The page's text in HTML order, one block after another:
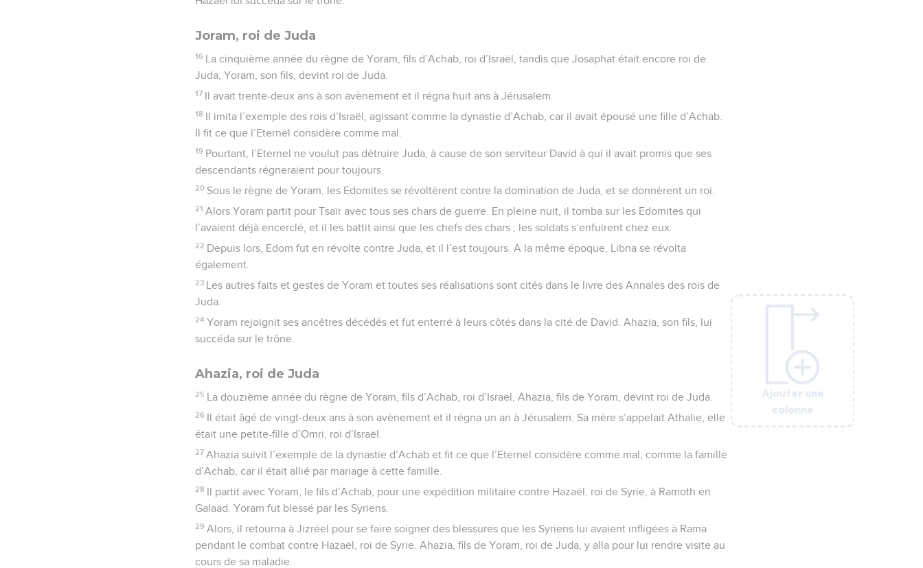
Ajouter une
colonne
Joram, roi de Juda
16 La cinquième année du règne de Yoram, fils d’Achab, roi d’Israël, tandis que Josaphat était encore roi de
Juda, Yoram, son fils, devint roi de Juda.
17 Il avait trente-deux ans à son avènement et il régna huit ans à Jérusalem.
18 Il imita l’exemple des rois d’Israël, agissant comme la dynastie d’Achab, car il avait épousé une fille d’Achab.
Il fit ce que l’Eternel considère comme mal.
19 Pourtant, l’Eternel ne voulut pas détruire Juda, à cause de son serviteur David à qui il avait promis que ses
descendants régneraient pour toujours.
20 Sous le règne de Yoram, les Edomites se révoltèrent contre la domination de Juda, et se donnèrent un roi.
21 Alors Yoram partit pour Tsaïr avec tous ses chars de guerre. En pleine nuit, il tomba sur les Edomites qui
l’avaient déjà encerclé, et il les battit ainsi que les chefs des chars ; les soldats s’enfuirent chez eux.
22 Depuis lors, Edom fut en révolte contre Juda, et il l’est toujours. A la même époque, Libna se révolta
également.
23 Les autres faits et gestes de Yoram et toutes ses réalisations sont cités dans le livre des Annales des rois de
Juda.
24 Yoram rejoignit ses ancêtres décédés et fut enterré à leurs côtés dans la cité de David. Ahazia, son fils, lui
succéda sur le trône.
Ahazia, roi de Juda
25 La douzième année du règne de Yoram, fils d’Achab, roi d’Israël, Ahazia, fils de Yoram, devint roi de Juda.
26 Il était âgé de vingt-deux ans à son avènement et il régna un an à Jérusalem. Sa mère s’appelait Athalie, elle
était une petite-fille d’Omri, roi d’Israël.
27 Ahazia suivit l’exemple de la dynastie d’Achab et fit ce que l’Eternel considère comme mal, comme la famille
d’Achab, car il était allié par mariage à cette famille.
28 Il partit avec Yoram, le fils d’Achab, pour une expédition militaire contre Hazaël, roi de Syrie, à Ramoth en
Galaad. Yoram fut blessé par les Syriens.
29 Alors, il retourna à Jizréel pour se faire soigner des blessures que les Syriens lui avaient infligées à Rama
pendant le combat contre Hazaël, roi de Syrie. Ahazia, fils de Yoram, roi de Juda, y alla pour lui rendre visite au
cours de sa maladie.
Ajouter une
colonne
Ajouter une
colonne
Ajouter une
colonne
Ajouter une
colonne